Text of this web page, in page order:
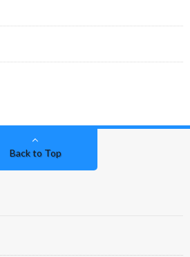
Back to Top